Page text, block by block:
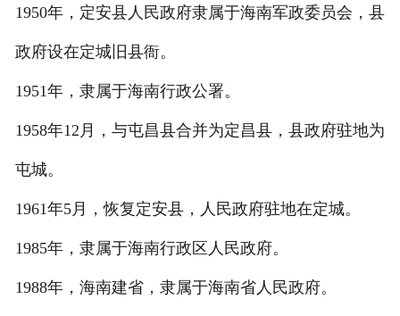
1950年，定安县人民政府隶属于海南军政委员会，县
政府设在定城旧县衙。
1951年，隶属于海南行政公署。
1958年12月，与屯昌县合并为定昌县，县政府驻地为
屯城。
1961年5月，恢复定安县，人民政府驻地在定城。
1985年，隶属于海南行政区人民政府。
1988年，海南建省，隶属于海南省人民政府。